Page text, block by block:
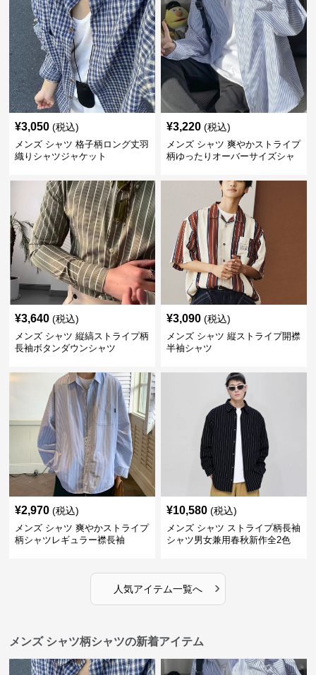
¥3,050 (税込)
メンズ シャツ 格子柄ロング丈羽
織りシャツジャケット
¥3,220 (税込)
メンズ シャツ 爽やかストライプ
柄ゆったりオーバーサイズシャ
¥3,640 (税込)
メンズ シャツ 縦縞ストライプ柄
長袖ボタンダウンシャツ
¥3,090 (税込)
メンズ シャツ 縦ストライプ開襟
半袖シャツ
¥2,970 (税込)
メンズ シャツ 爽やかストライプ
柄シャツレギュラー襟長袖
¥10,580 (税込)
メンズ シャツ ストライプ柄長袖
シャツ男女兼用春秋新作全2色
人気アイテム一覧へ ›
メンズ シャツ柄シャツの新着アイテム